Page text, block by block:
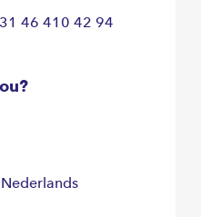
46 410 42 94